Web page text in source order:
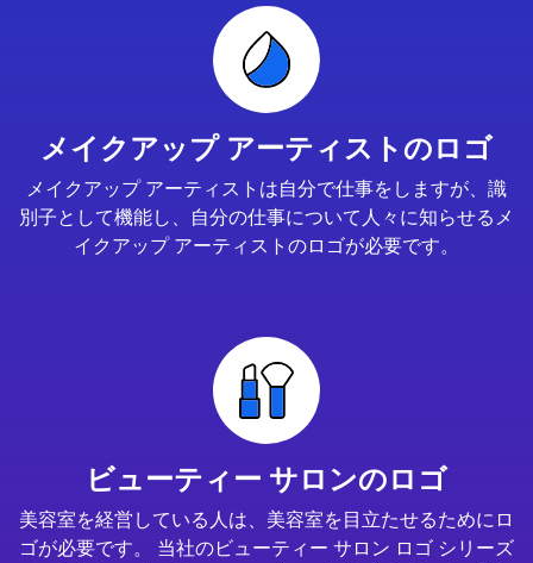
メイクアップ アーティストのロゴ
メイクアップ アーティストは自分で仕事をしますが、識
別子として機能し、自分の仕事について人々に知らせるメ
イクアップ アーティストのロゴが必要です。
ビューティー サロンのロゴ
美容室を経営している人は、美容室を目立たせるためにロ
ゴが必要です。 当社のビューティー サロン ロゴ シリーズ